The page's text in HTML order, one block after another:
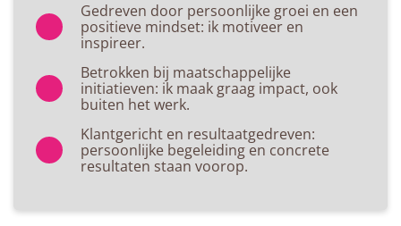
Gedreven door persoonlijke groei en een
positieve mindset: ik motiveer en
inspireer.
Betrokken bij maatschappelijke
initiatieven: ik maak graag impact, ook
buiten het werk.
Klantgericht en resultaatgedreven:
persoonlijke begeleiding en concrete
resultaten staan voorop.